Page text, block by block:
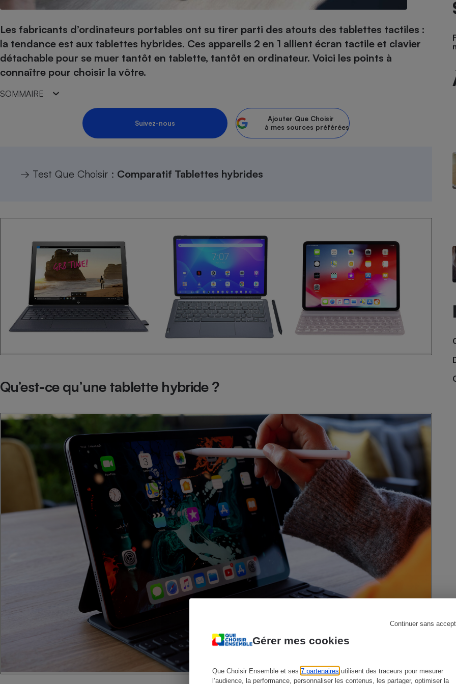
Gérer mes cookies
Que Choisir Ensemble et ses 7 partenaires utilisent des traceurs pour mesurer
l’audience, la performance, personnaliser les contenus, les partager, optimiser la
Continuer sans
Les fabricants d’ordinateurs portables ont su tirer parti des atouts des tablettes tactiles :
la tendance est aux tablettes hybrides. Ces appareils 2 en 1 allient écran tactile et clavier
détachable pour se muer tantôt en tablette, tantôt en ordinateur. Voici les points à
connaître pour choisir la vôtre.
SOMMAIRE
Suivez-nous
Ajouter Que Choisir
à mes sources préférées
→ Test Que Choisir : Comparatif Tablettes hybrides
Qu’est-ce qu’une tablette hybride ?
Complément
alimentaire
Foie gras
Champagne - Comment choisir une
bouteille de champagne
Assurance emprunteur
Gros électroménager
Petit électroménager - Ustensile
Lave-linge
Plaque de cuisson à
induction
Four encastrable
Climatiseur -
Cafetière à expressos Réfrigérateur
Internet
Téléphonie
Téléphone mobile -
Smartphone
Appareil photo
numérique
Matelas Poêle à granulés
Climatiseur -
Lessive
Antimoustique